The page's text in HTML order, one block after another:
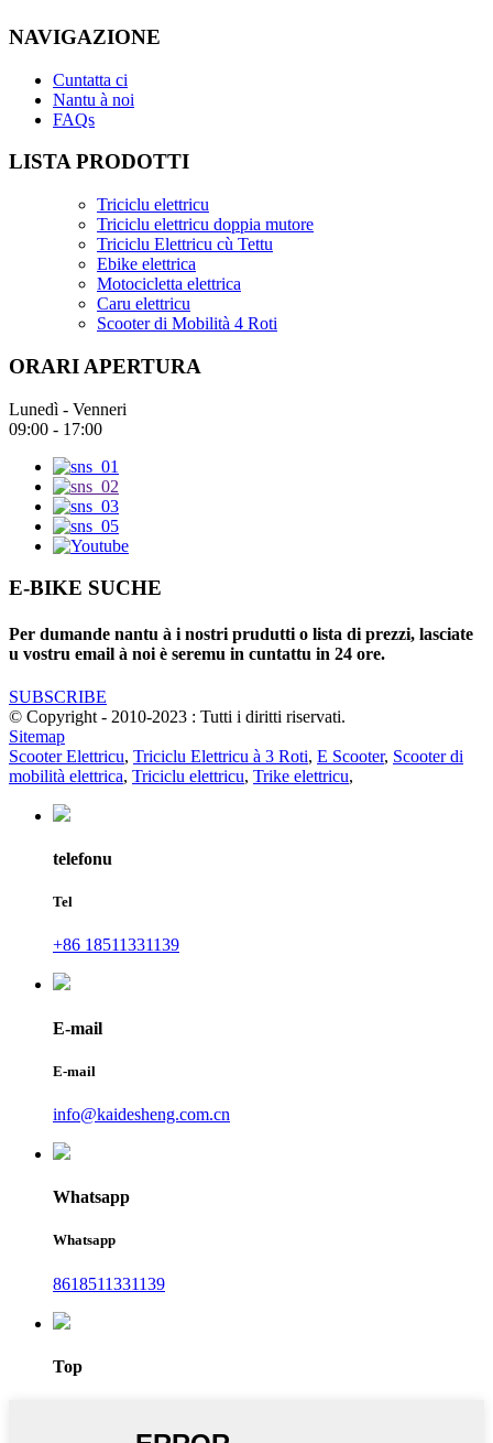
NAVIGAZIONE
Cuntatta ci
Nantu à noi
FAQs
LISTA PRODOTTI
Triciclu elettricu
Triciclu elettricu doppia mutore
Triciclu Elettricu cù Tettu
Ebike elettrica
Motocicletta elettrica
Caru elettricu
Scooter di Mobilità 4 Roti
ORARI APERTURA
Lunedì - Venneri
09:00 - 17:00
E-BIKE SUCHE
Per dumande nantu à i nostri prudutti o lista di prezzi, lasciate
u vostru email à noi è seremu in cuntattu in 24 ore.
SUBSCRIBE
© Copyright - 2010-2023 : Tutti i diritti riservati.
Sitemap
Scooter Elettricu, Triciclu Elettricu à 3 Roti, E Scooter, Scooter di
mobilità elettrica, Triciclu elettricu, Trike elettricu,
telefonu
Tel
+86 18511331139
E-mail
E-mail
info@kaidesheng.com.cn
Whatsapp
Whatsapp
8618511331139
Top